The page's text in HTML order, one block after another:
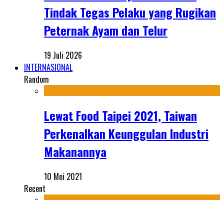
Tindak Tegas Pelaku yang Rugikan
Peternak Ayam dan Telur
19 Juli 2026
INTERNASIONAL
Random
Lewat Food Taipei 2021, Taiwan
Perkenalkan Keunggulan Industri
Makanannya
10 Mei 2021
Recent